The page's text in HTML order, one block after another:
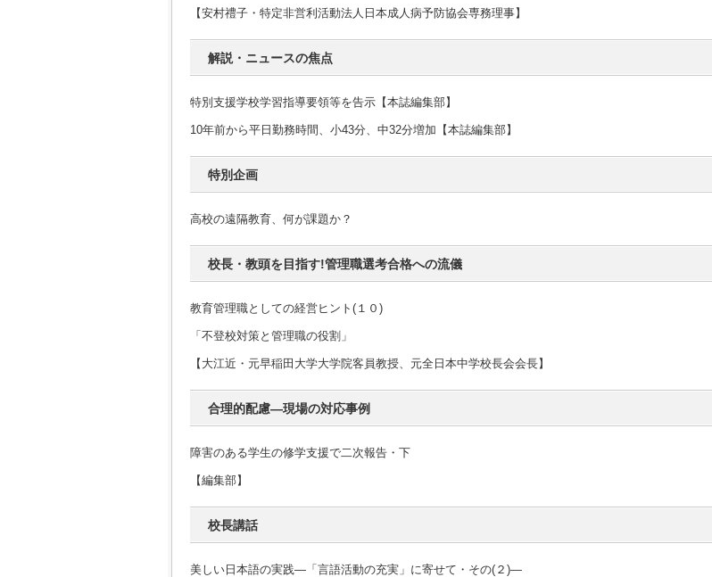
【安村禮子・特定非営利活動法人日本成人病予防協会専務理事】
解説・ニュースの焦点
特別支援学校学習指導要領等を告示【本誌編集部】
10年前から平日勤務時間、小43分、中32分増加【本誌編集部】
特別企画
高校の遠隔教育、何が課題か？
校長・教頭を目指す!管理職選考合格への流儀
教育管理職としての経営ヒント(１０)
「不登校対策と管理職の役割」
【大江近・元早稲田大学大学院客員教授、元全日本中学校長会会長】
合理的配慮―現場の対応事例
障害のある学生の修学支援で二次報告・下
【編集部】
校長講話
美しい日本語の実践―「言語活動の充実」に寄せて・その(２)―